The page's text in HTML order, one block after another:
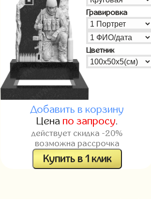
Гравировка
Цветник
Добавить в корзину
Цена по запросу.
действует скидка -20%
возможна рассрочка
Купить в 1 клик